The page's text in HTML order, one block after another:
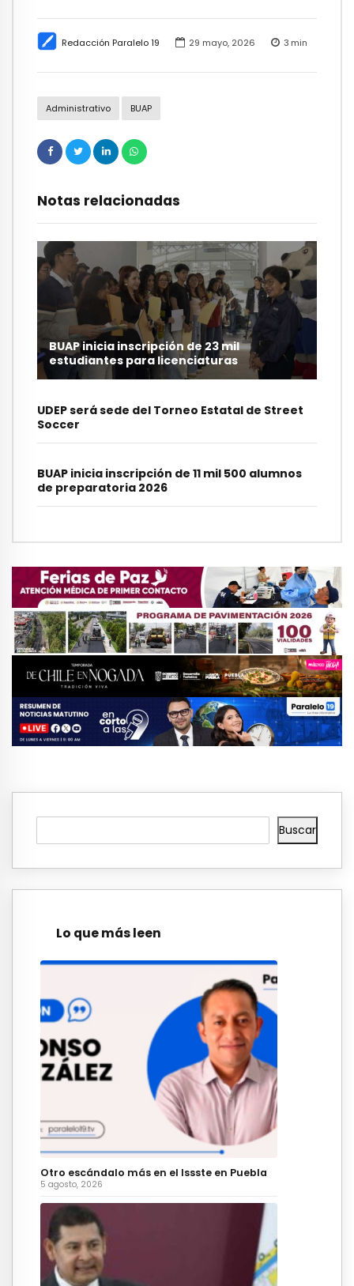
Redacción Paralelo 19 29 mayo, 2026 3 min
Administrativo BUAP
Notas relacionadas
BUAP inicia inscripción de 23 mil
estudiantes para licenciaturas
UDEP será sede del Torneo Estatal de Street
Soccer
BUAP inicia inscripción de 11 mil 500 alumnos
de preparatoria 2026
Buscar
Lo que más leen
Otro escándalo más en el Issste en Puebla
5 agosto, 2026